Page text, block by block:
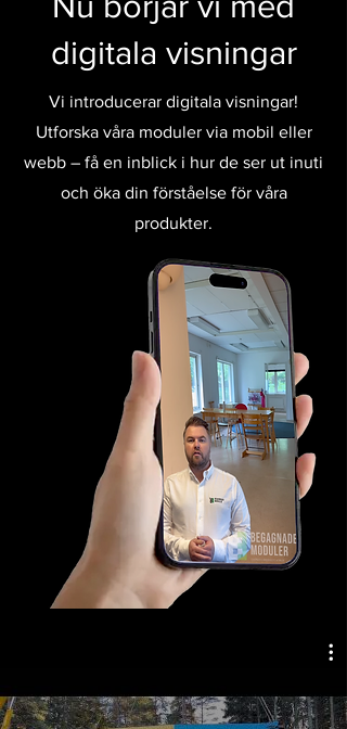
digitala visningar
Vi introducerar digitala visningar!
Utforska våra moduler via mobil eller
webb – få en inblick i hur de ser ut inuti
och öka din förståelse för våra
produkter.